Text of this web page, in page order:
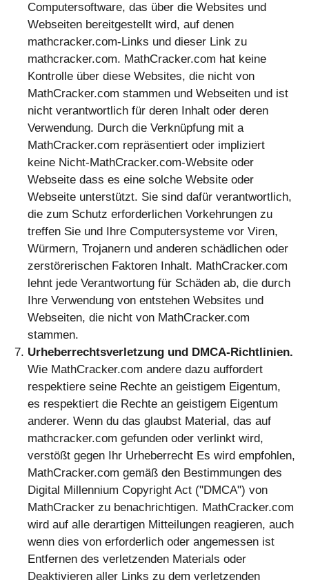
Computersoftware, das über die Websites und
Webseiten bereitgestellt wird, auf denen
mathcracker.com-Links und dieser Link zu
mathcracker.com. MathCracker.com hat keine
Kontrolle über diese Websites, die nicht von
MathCracker.com stammen und Webseiten und ist
nicht verantwortlich für deren Inhalt oder deren
Verwendung. Durch die Verknüpfung mit a
MathCracker.com repräsentiert oder impliziert
keine Nicht-MathCracker.com-Website oder
Webseite dass es eine solche Website oder
Webseite unterstützt. Sie sind dafür verantwortlich,
die zum Schutz erforderlichen Vorkehrungen zu
treffen Sie und Ihre Computersysteme vor Viren,
Würmern, Trojanern und anderen schädlichen oder
zerstörerischen Faktoren Inhalt. MathCracker.com
lehnt jede Verantwortung für Schäden ab, die durch
Ihre Verwendung von entstehen Websites und
Webseiten, die nicht von MathCracker.com
stammen.
Urheberrechtsverletzung und DMCA-Richtlinien.
Wie MathCracker.com andere dazu auffordert
respektiere seine Rechte an geistigem Eigentum,
es respektiert die Rechte an geistigem Eigentum
anderer. Wenn du das glaubst Material, das auf
mathcracker.com gefunden oder verlinkt wird,
verstößt gegen Ihr Urheberrecht Es wird empfohlen,
MathCracker.com gemäß den Bestimmungen des
Digital Millennium Copyright Act ("DMCA") von
MathCracker zu benachrichtigen. MathCracker.com
wird auf alle derartigen Mitteilungen reagieren, auch
wenn dies von erforderlich oder angemessen ist
Entfernen des verletzenden Materials oder
Deaktivieren aller Links zu dem verletzenden